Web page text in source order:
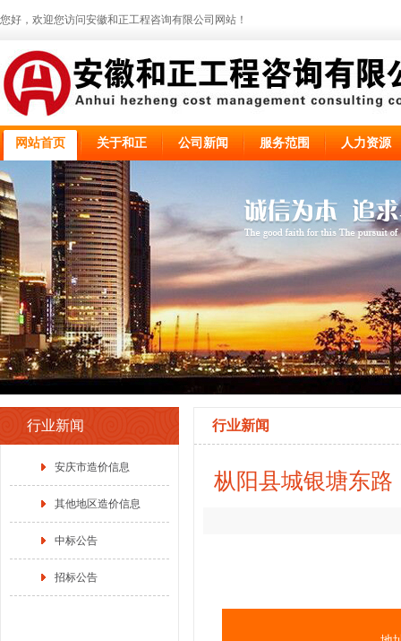
您好，欢迎您访问安徽和正工程咨询有限公司网站！
网站首页 关于和正 公司新闻 服务范围 人力资源
行业新闻
安庆市造价信息
其他地区造价信息
中标公告
招标公告
行业新闻
枞阳县城银塘东